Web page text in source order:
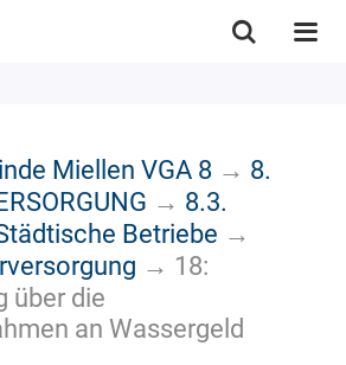
Miellen VGA 8 → 8.
→ 8.3.
Betriebe →
→ 18:
über die
an Wassergeld